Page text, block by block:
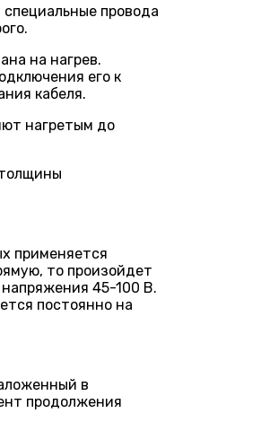
провода
на нагрев.
его к
кабеля.
нагретым до
применяется
то произойдет
45-100 В.
постоянно на
в
продолжения